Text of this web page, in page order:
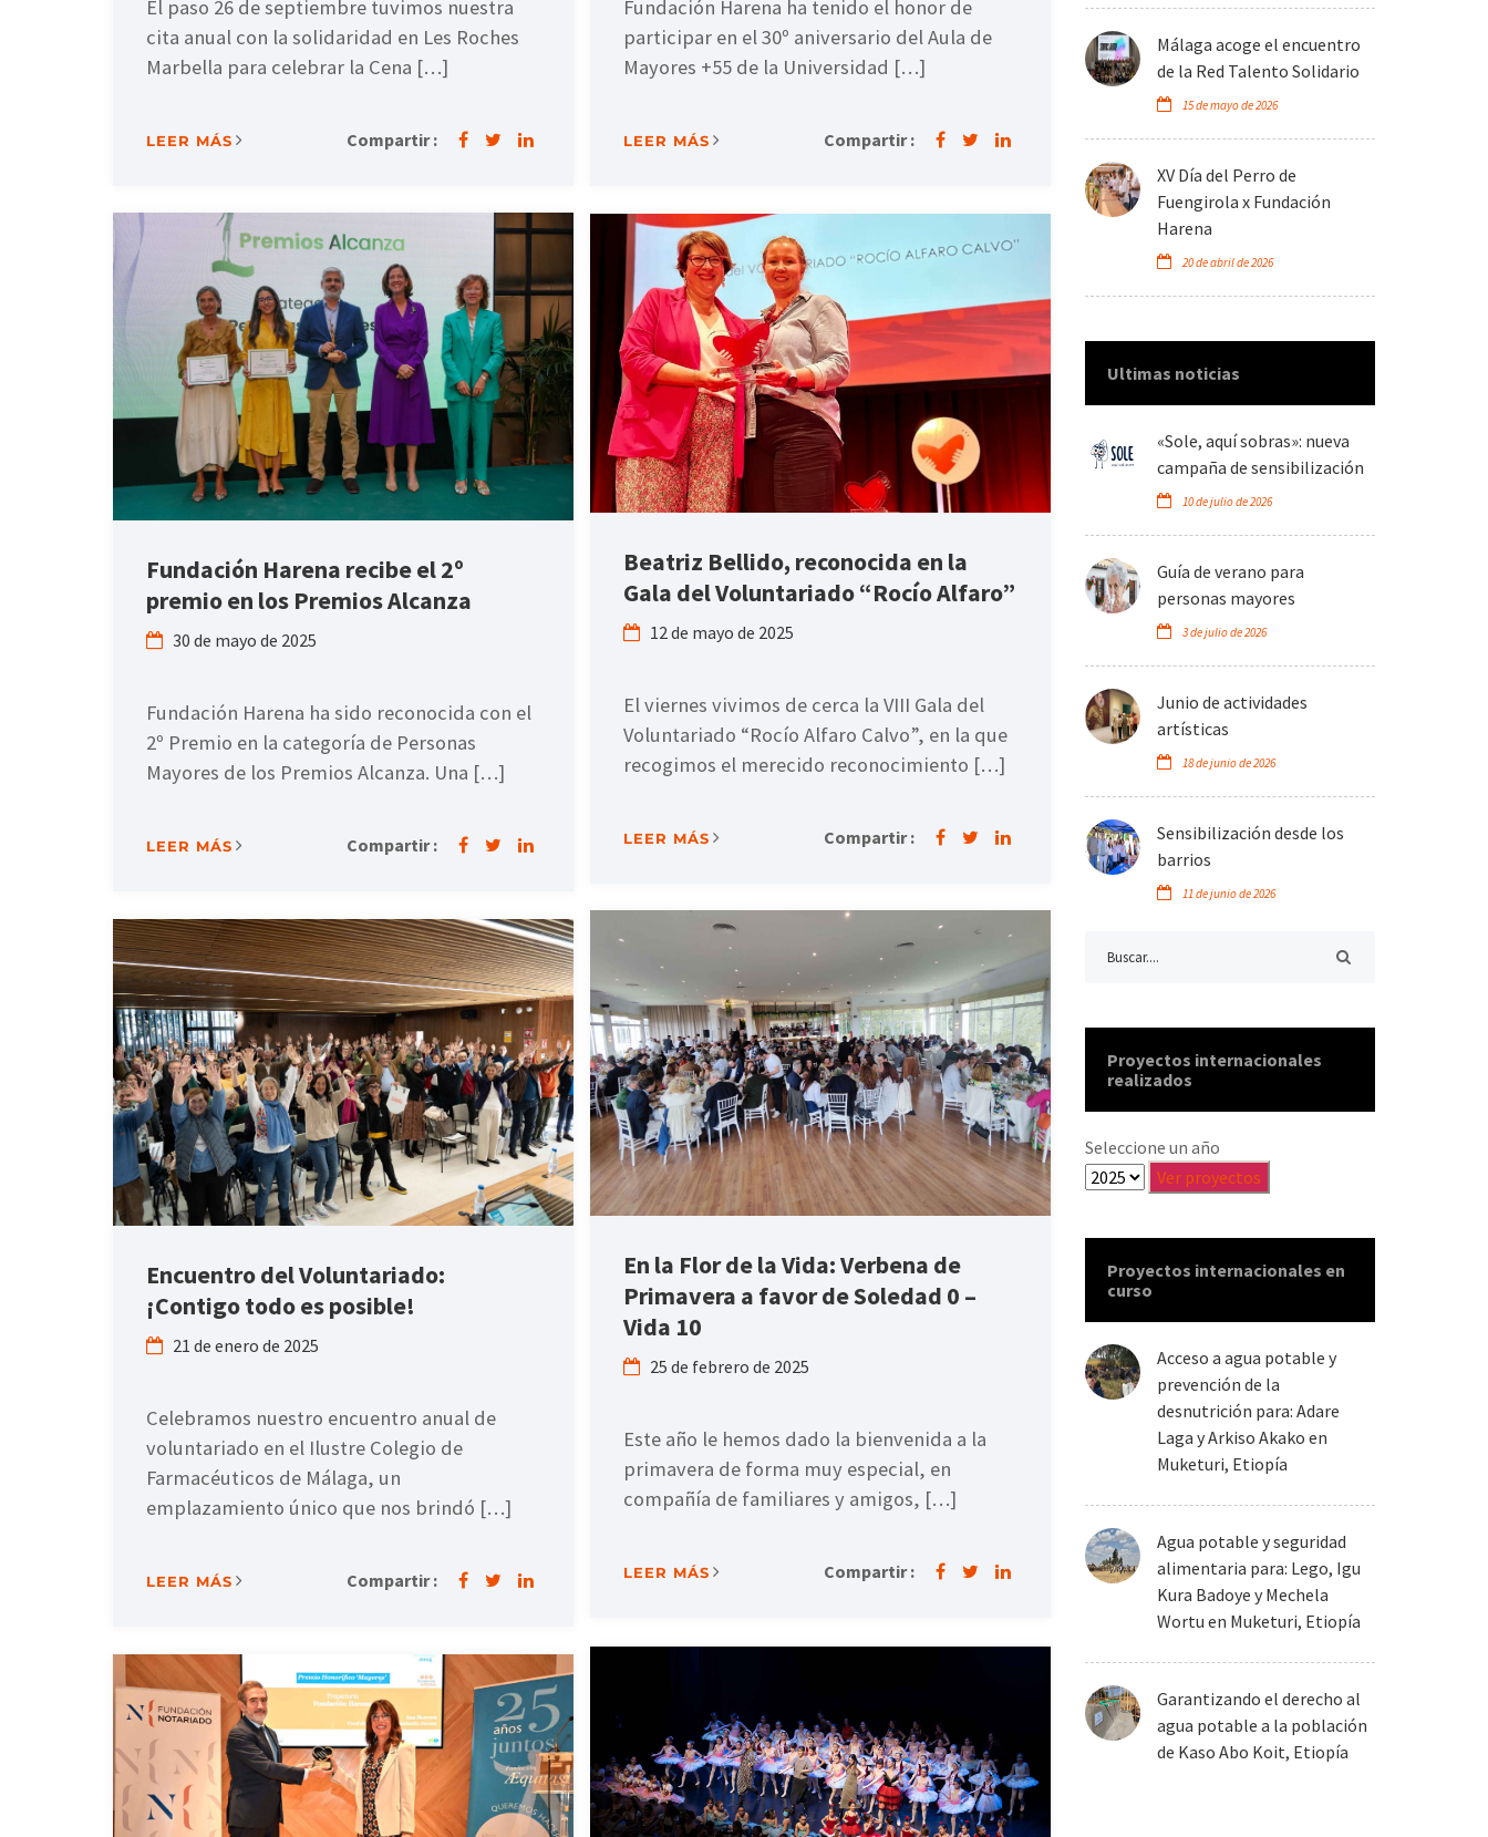
El paso 26 de septiembre tuvimos nuestra
cita anual con la solidaridad en Les Roches
Marbella para celebrar la Cena […]
LEER MÁS Compartir :
Fundación Harena ha tenido el honor de
participar en el 30º aniversario del Aula de
Mayores +55 de la Universidad […]
LEER MÁS Compartir :
Fundación Harena recibe el 2º
premio en los Premios Alcanza
30 de mayo de 2025
Fundación Harena ha sido reconocida con el
2º Premio en la categoría de Personas
Mayores de los Premios Alcanza. Una […]
LEER MÁS Compartir :
Beatriz Bellido, reconocida en la
Gala del Voluntariado “Rocío Alfaro”
12 de mayo de 2025
El viernes vivimos de cerca la VIII Gala del
Voluntariado “Rocío Alfaro Calvo”, en la que
recogimos el merecido reconocimiento […]
LEER MÁS Compartir :
En la Flor de la Vida: Verbena de
Primavera a favor de Soledad 0 –
Vida 10
25 de febrero de 2025
Este año le hemos dado la bienvenida a la
primavera de forma muy especial, en
compañía de familiares y amigos, […]
LEER MÁS Compartir :
Encuentro del Voluntariado:
¡Contigo todo es posible!
21 de enero de 2025
Celebramos nuestro encuentro anual de
voluntariado en el Ilustre Colegio de
Farmacéuticos de Málaga, un
emplazamiento único que nos brindó […]
LEER MÁS Compartir :
Málaga acoge el encuentro
de la Red Talento Solidario
15 de mayo de 2026
XV Día del Perro de
Fuengirola x Fundación
Harena
20 de abril de 2026
Ultimas noticias
«Sole, aquí sobras»: nueva
campaña de sensibilización
10 de julio de 2026
Guía de verano para
personas mayores
3 de julio de 2026
Junio de actividades
artísticas
18 de junio de 2026
Sensibilización desde los
barrios
11 de junio de 2026
Proyectos internacionales
realizados
Seleccione un año
Proyectos internacionales en
curso
Acceso a agua potable y
prevención de la
desnutrición para: Adare
Laga y Arkiso Akako en
Muketuri, Etiopía
Agua potable y seguridad
alimentaria para: Lego, Igu
Kura Badoye y Mechela
Wortu en Muketuri, Etiopía
Garantizando el derecho al
agua potable a la población
de Kaso Abo Koit, Etiopía